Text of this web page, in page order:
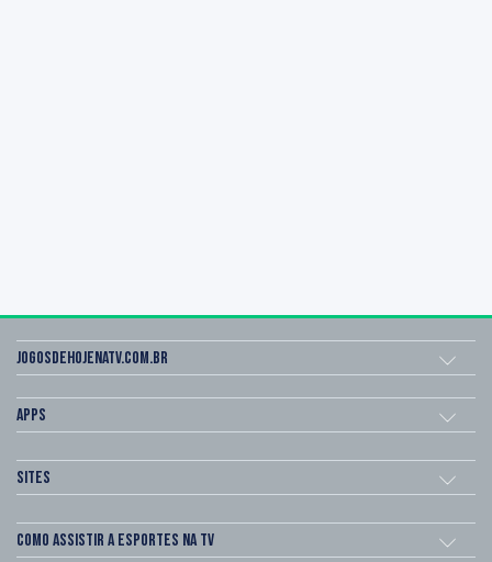
Jogosdehojenatv.com.br
Apps
Sites
Como assistir a esportes na TV